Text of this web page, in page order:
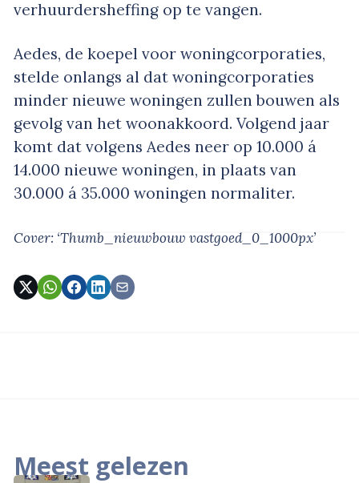
verhuurdersheffing op te vangen.
Aedes, de koepel voor woningcorporaties,
stelde onlangs al dat woningcorporaties
minder nieuwe woningen zullen bouwen als
gevolg van het woonakkoord. Volgend jaar
komt dat volgens Aedes neer op 10.000 á
14.000 nieuwe woningen, in plaats van
30.000 á 35.000 woningen normaliter.
Cover: ‘Thumb_nieuwbouw vastgoed_0_1000px’
Meest gelezen